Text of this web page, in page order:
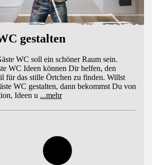
gestalten
WC soll ein schöner Raum sein.
WC Ideen können Dir helfen, den
für das stille Örtchen zu finden. Willst
WC gestalten, dann bekommst Du von
Ideen u ...mehr